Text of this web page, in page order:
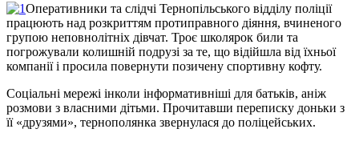
Оперативники та слідчі Тернопільського відділу поліції
працюють над розкриттям протиправного діяння, вчиненого
групою неповнолітніх дівчат. Троє школярок били та
погрожували колишній подрузі за те, що відійшла від їхньої
компанії і просила повернути позичену спортивну кофту.
Соціальні мережі інколи інформативніші для батьків, аніж
розмови з власними дітьми. Прочитавши переписку доньки з
її «друзями», тернополянка звернулася до поліцейських.